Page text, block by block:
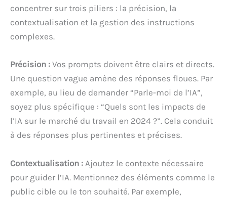
concentrer sur trois piliers : la précision, la
contextualisation et la gestion des instructions
complexes.
Précision : Vos prompts doivent être clairs et directs.
Une question vague amène des réponses floues. Par
exemple, au lieu de demander “Parle-moi de l’IA”,
soyez plus spécifique : “Quels sont les impacts de
l’IA sur le marché du travail en 2024 ?”. Cela conduit
à des réponses plus pertinentes et précises.
Contextualisation : Ajoutez le contexte nécessaire
pour guider l’IA. Mentionnez des éléments comme le
public cible ou le ton souhaité. Par exemple,